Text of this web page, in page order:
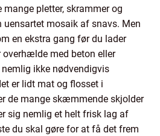
pletter, skrammer og
uensartet mosaik af snavs. Men
en ekstra gang før du lader
med beton eller
ikke nødvendigvis
er lidt mat og flosset i
de mange skæmmende skjolder
sig nemlig et helt frisk lag af
du skal gøre for at få det frem